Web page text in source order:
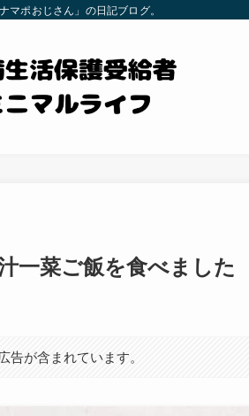
マポおじさん」の日記ブログ。
一菜ご飯を食べました
告が含まれています。